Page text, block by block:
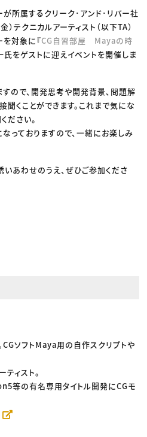
お知らせ
ル×つながる×メディア
所属するクリーク･アンド･リバー社
）テクニカルアーティスト（以下TA）
対象に『CG自習部屋 Mayaの時
氏をゲストに迎えイベントを開催しま
ので、開発思考や開発背景、問題解
くことができます。これまで気にな
ださい。
っておりますので、一緒にお楽しみ
あわせのうえ、ぜひご参加くださ
CGソフトMaya用の自作スクリプトや
ィスト。
の有名専用タイトル開発にCGモ